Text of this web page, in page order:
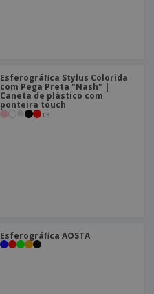
Esferográfica Stylus Colorida
com Pega Preta "Nash" |
Caneta de plástico com
ponteira touch
+3
Esferográfica AOSTA